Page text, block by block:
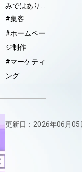
みではあり…
#集客
#ホームペー
ジ制作
#マーケティ
ング
更新日：2026年06月05